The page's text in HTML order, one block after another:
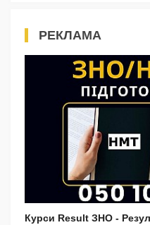
РЕКЛАМА
Курси Result ЗНО -